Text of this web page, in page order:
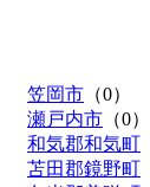
笠岡市 （0）
瀬戸内市 （0）
和気郡和気町
苫田郡鏡野町